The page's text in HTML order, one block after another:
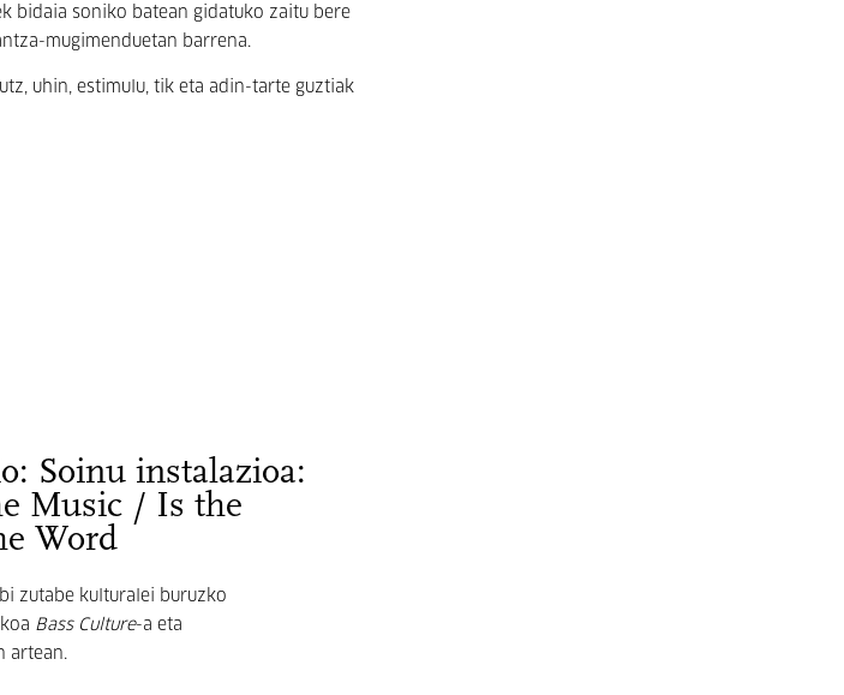
bidaia soniko batean gidatuko zaitu bere
mugimenduetan barrena.
uhin, estimulu, tik eta adin-tarte guztiak
Soinu instalazioa:
Music / Is the
Word
zutabe kulturalei buruzko
Bass Culture-a eta
artean.